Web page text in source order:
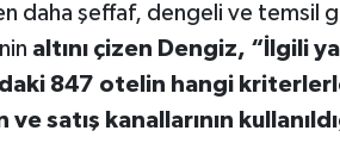
daha şeffaf, dengeli ve temsil
altını çizen Dengiz, “İlgili
847 otelin hangi
satış kanallarının